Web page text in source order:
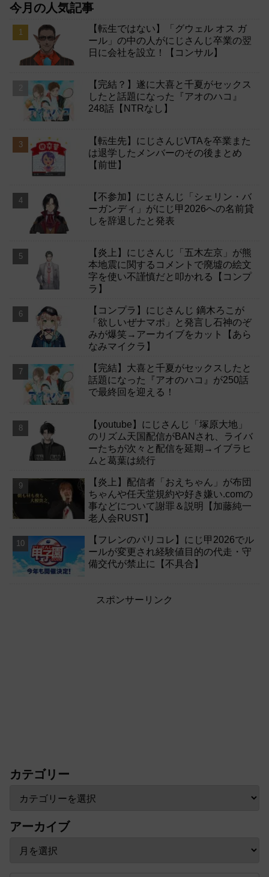
今月の人気記事
【転生ではない】「グウェル オス ガ
ール」の中の人がにじさんじ卒業の翌
日に会社を設立！【コンサル】
【完結？】遂に大喜と千夏がセックス
したと話題になった『アオのハコ』
248話【NTRなし】
【転生先】にじさんじVTAを卒業また
は退学したメンバーのその後まとめ
【前世】
【不参加】にじさんじ「シェリン・バ
ーガンディ」がにじ甲2026への名前貸
しを辞退したと発表
【炎上】にじさんじ「五木左京」が熊
本地震に関するコメントで廃墟の絵文
字を使い不謹慎だと叩かれる【コンプ
ラ】
【コンプラ】にじさんじ 鏑木ろこが
「欲しいぜナマポ」と発言し石神のぞ
みが爆笑→アーカイブをカット【あら
なみマイクラ】
【完結】大喜と千夏がセックスしたと
話題になった『アオのハコ』が250話
で最終回を迎える！
【youtube】にじさんじ「塚原大地」
のリズム天国配信がBANされ、ライバ
ーたちが次々と配信を延期→イブラヒ
ムと葛葉は続行
【炎上】配信者「おえちゃん」が布団
ちゃんや任天堂規約や好き嫌い.comの
事などについて謝罪＆説明【加藤純一
老人会RUST】
【フレンのパリコレ】にじ甲2026でル
ールが変更され経験値目的の代走・守
備交代が禁止に【不具合】
スポンサーリンク
カテゴリー
アーカイブ